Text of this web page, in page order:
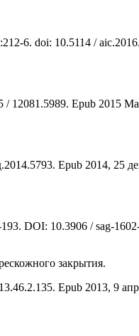
6. doi: 10.5114 /
12081.5989. Epub 2015
Epub 2014, 25
DOI: 10.3906 / sag-
закрытия.
Epub 2013, 9